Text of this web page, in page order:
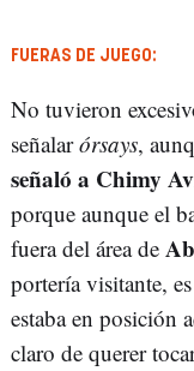
FUERAS DE JUEGO:
No tuvieron
señalarórsays,
señaló a Chimy
porque aunque el
fuera del área de
portería visitante,
estaba en posición
claro de querer